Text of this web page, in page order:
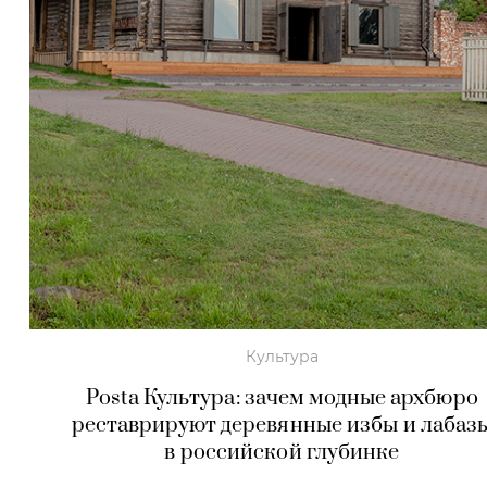
Культура
Posta Культура: зачем модные архбюро
реставрируют деревянные избы и
в российской глубинке